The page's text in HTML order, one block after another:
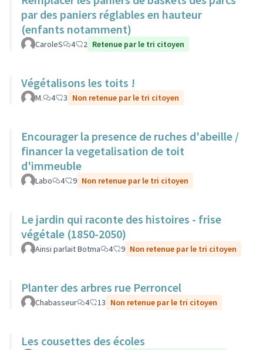
par des paniers réglables en hauteur
(enfants notamment)
CaroleS 4 2 Retenue par le tri citoyen
Végétalisons les toits !
M. 4 3 Non retenue par le tri citoyen
Encourager la presence de ruches d'abeille /
financer la vegetalisation de toit
d'immeuble
Labo 4 9 Non retenue par le tri citoyen
Le jardin qui raconte des histoires - frise
végétale (1850-2050)
Ainsi parlait Botma 4 9 Non retenue par le tri citoyen
Planter des arbres rue Perroncel
Chabasseur 4 13 Non retenue par le tri citoyen
Les cousettes des écoles